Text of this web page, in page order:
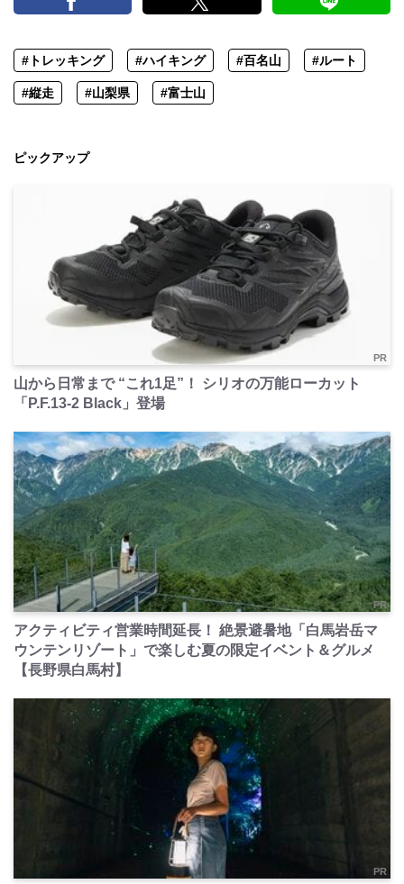
#トレッキング #ハイキング #百名山 #ルート
#縦走 #山梨県 #富士山
ピックアップ
PR
山から日常まで “これ1足”！ シリオの万能ローカット
「P.F.13-2 Black」登場
PR
アクティビティ営業時間延長！ 絶景避暑地「白馬岩岳マ
ウンテンリゾート」で楽しむ夏の限定イベント＆グルメ
【長野県白馬村】
PR